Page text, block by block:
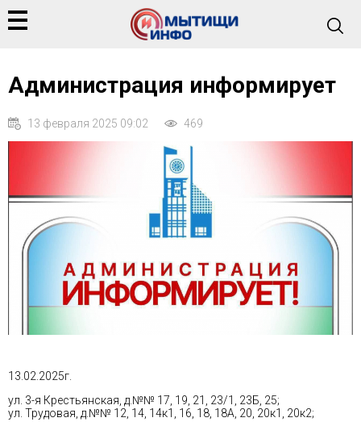
Администрация информирует
13 февраля 2025 09:02 469
13.02.2025г.
ул. 3-я Крестьянская, д.№№ 17, 19, 21, 23/1, 23Б, 25;
ул. Трудовая, д.№№ 12, 14, 14к1, 16, 18, 18А, 20, 20к1, 20к2;